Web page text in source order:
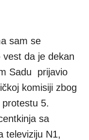
sam se
da je dekan
Sadu prijavio
komisiji zbog
5.
sa
televiziju N1,